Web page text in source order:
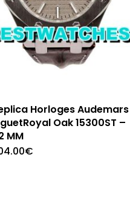
Horloges Audemars
Oak 15300ST –
MM
€